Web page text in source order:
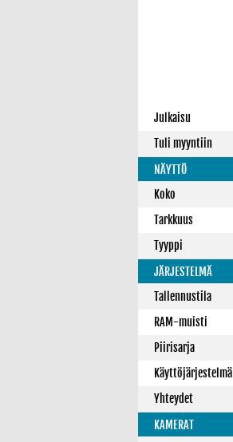
Julkaisu
Tuli myyntiin
NÄYTTÖ
Koko
Tarkkuus
Tyyppi
JÄRJESTELMÄ
Tallennustila
RAM-muisti
Piirisarja
Käyttöjärjestelmä
Yhteydet
KAMERAT